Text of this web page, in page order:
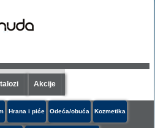
Akcije
Hrana i piće Odeća/obuća Kozmetika